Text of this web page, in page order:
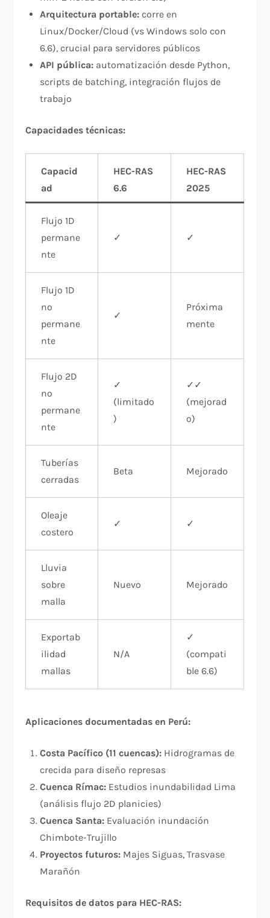
Arquitectura portable: corre en
Linux/Docker/Cloud (vs Windows solo con
6.6), crucial para servidores públicos
API pública: automatización desde Python,
scripts de batching, integración flujos de
trabajo
Capacidades técnicas:
Capacid
ad
HEC-RAS
6.6
HEC-RAS
2025
Flujo 1D
permane
nte
✓ ✓
Flujo 1D
no
permane
nte
✓
Próxima
mente
Flujo 2D
no
permane
nte
✓
(limitado
)
✓✓
(mejorad
o)
Tuberías
cerradas
Beta Mejorado
Oleaje
costero
✓ ✓
Lluvia
sobre
malla
Nuevo Mejorado
Exportab
ilidad
mallas
N/A
✓
(compati
ble 6.6)
Aplicaciones documentadas en Perú:
Costa Pacífico (11 cuencas): Hidrogramas de
crecida para diseño represas
Cuenca Rímac: Estudios inundabilidad Lima
(análisis flujo 2D planicies)
Cuenca Santa: Evaluación inundación
Chimbote-Trujillo
Proyectos futuros: Majes Siguas, Trasvase
Marañón
Requisitos de datos para HEC-RAS: